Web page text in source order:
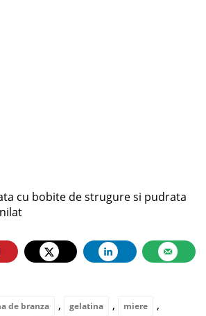
cu bobite de strugure si pudrata
de branza , gelatina , miere ,